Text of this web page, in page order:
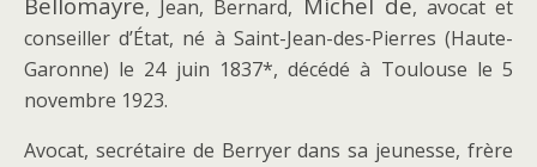
, Jean, Bernard,
, avocat et
conseiller d’État, né à Saint-Jean-des-Pierres (Haute-
Garonne) le 24 juin 1837*, décédé à Toulouse le 5
novembre 1923.
Avocat, secrétaire de Berryer dans sa jeunesse, frère